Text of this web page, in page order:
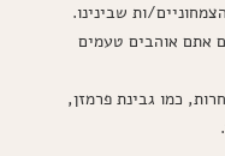
ות שבינינו.
אתם אוהבים טעמים
כמו גבינת פרמזן,